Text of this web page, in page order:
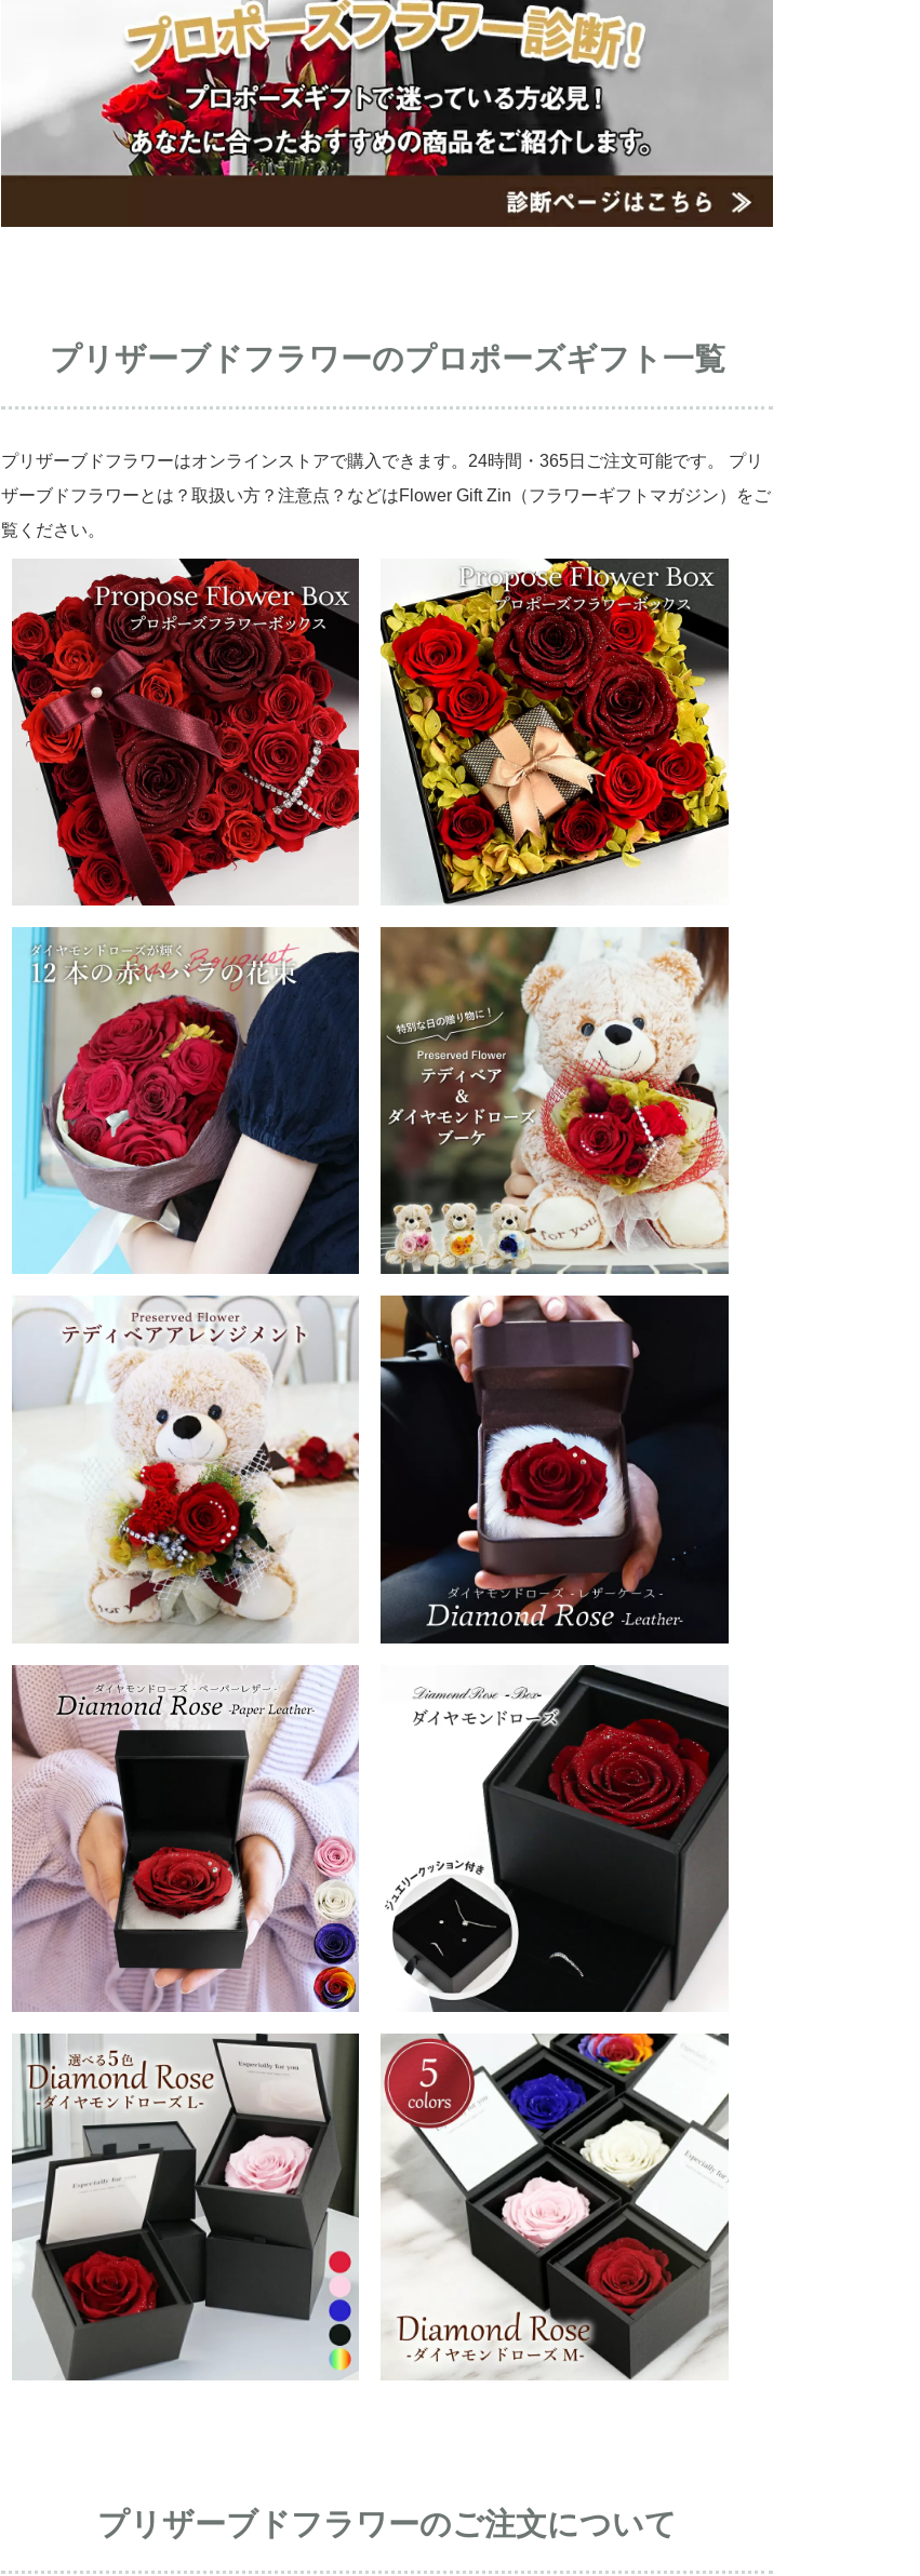
プリザーブドフラワーのプロポーズギフト一覧
プリザーブドフラワーはオンラインストアで購入できます。24時間・365日ご注文可能です。 プリ
ザーブドフラワーとは？取扱い方？注意点？などはFlower Gift Zin（フラワーギフトマガジン）
をご
覧ください。
プリザーブドフラワーのご注文について